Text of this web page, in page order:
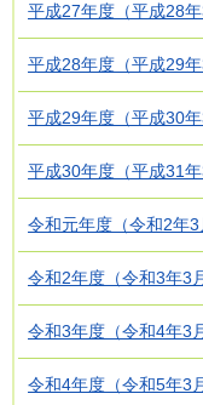
平成27年度（平成28
平成28年度（平成29
平成29年度（平成30
平成30年度（平成31
令和元年度（令和2年
令和2年度（令和3年3
令和3年度（令和4年3
令和4年度（令和5年3